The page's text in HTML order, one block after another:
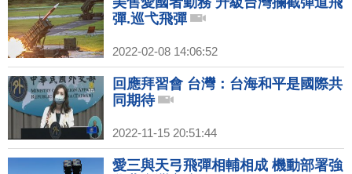
彈.巡弋飛彈
2022-02-08 14:06:52
回應拜習會 台灣：台海和平是國際共
同期待
2022-11-15 20:51:44
愛三與天弓飛彈相輔相成 機動部署強